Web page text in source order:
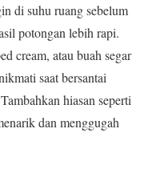
di suhu ruang sebelum
potongan lebih rapi.
cream, atau buah segar
saat bersantai
hiasan seperti
dan menggugah